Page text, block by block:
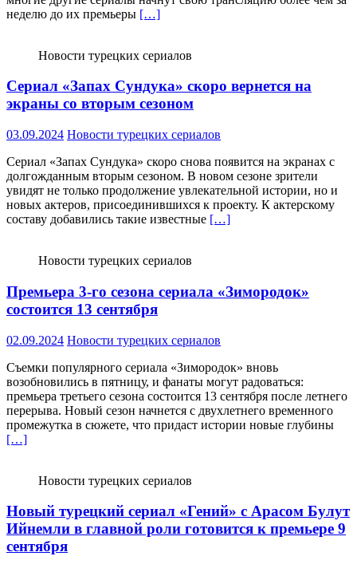
неделю до их премьеры […]
Новости турецких сериалов
Сериал «Запах Сундука» скоро вернется на
экраны со вторым сезоном
03.09.2024 Новости турецких сериалов
Сериал «Запах Сундука» скоро снова появится на экранах с
долгожданным вторым сезоном. В новом сезоне зрители
увидят не только продолжение увлекательной истории, но и
новых актеров, присоединившихся к проекту. К актерскому
составу добавились такие известные […]
Новости турецких сериалов
Премьера 3-го сезона сериала «Зимородок»
состоится 13 сентября
02.09.2024 Новости турецких сериалов
Съемки популярного сериала «Зимородок» вновь
возобновились в пятницу, и фанаты могут радоваться:
премьера третьего сезона состоится 13 сентября после летнего
перерыва. Новый сезон начнется с двухлетнего временного
промежутка в сюжете, что придаст истории новые глубины
[…]
Новости турецких сериалов
Новый турецкий сериал «Гений» с Арасом Булут
Ийнемли в главной роли готовится к премьере 9
сентября